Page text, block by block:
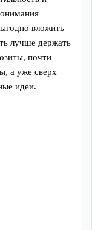
вложить
лучше держать
почти
а уже сверх
идеи.